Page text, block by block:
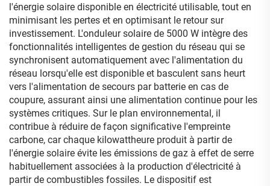
l'énergie solaire disponible en électricité utilisable, tout en
minimisant les pertes et en optimisant le retour sur
investissement. L'onduleur solaire de 5000 W intègre des
fonctionnalités intelligentes de gestion du réseau qui se
synchronisent automatiquement avec l'alimentation du
réseau lorsqu'elle est disponible et basculent sans heurt
vers l'alimentation de secours par batterie en cas de
coupure, assurant ainsi une alimentation continue pour les
systèmes critiques. Sur le plan environnemental, il
contribue à réduire de façon significative l'empreinte
carbone, car chaque kilowattheure produit à partir de
l'énergie solaire évite les émissions de gaz à effet de serre
habituellement associées à la production d'électricité à
partir de combustibles fossiles. Le dispositif est